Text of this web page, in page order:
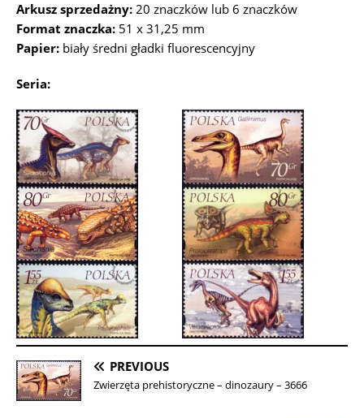
Arkusz sprzedażny: 20 znaczków lub 6 znaczków
Format znaczka: 51 x 31,25 mm
Papier: biały średni gładki fluorescencyjny
Seria:
PREVIOUS
Zwierzęta prehistoryczne – dinozaury – 3666